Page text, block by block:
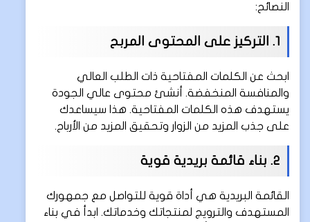
النصائح:
1. التركيز على المحتوى المربح
ابحث عن الكلمات المفتاحية ذات الطلب العالي
والمنافسة المنخفضة. أنشئ محتوى عالي الجودة
يستهدف هذه الكلمات المفتاحية. هذا سيساعدك
على جذب المزيد من الزوار وتحقيق المزيد من الأرباح.
2. بناء قائمة بريدية قوية
القائمة البريدية هي أداة قوية للتواصل مع جمهورك
المستهدف والترويج لمنتجاتك وخدماتك. ابدأ في بناء